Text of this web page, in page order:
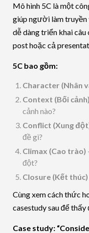
Mô hình 5C là một
giúp người làm truyền
dễ dàng triển khai
post hoặc cả
5C bao gồm:
Character (Nhân
Context (Bối cảnh)
cảnh nào?
Conflict (Xung
đề gì?
Climax (Cao trào)
đột?
Closure (Kết thúc)
Cùng xem cách thức
casestudy sau để
Case study: